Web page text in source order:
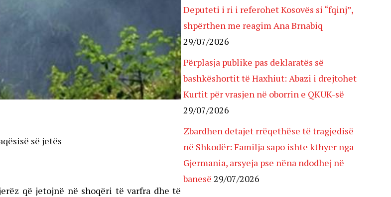
së jetës
që jetojnë në shoqëri të varfra dhe të
Deputeti i ri i referohet Kosovës si “fqinj”,
shpërthen me reagim Ana Brnabiq
29/07/2026
Përplasja publike pas deklaratës së
bashkëshortit të Haxhiut: Abazi i drejtohet
Kurtit për vrasjen në oborrin e QKUK-së
29/07/2026
Zbardhen detajet rrëqethëse të tragjedisë
në Shkodër: Familja sapo ishte kthyer nga
Gjermania, arsyeja pse nëna ndodhej në
banesë 29/07/2026